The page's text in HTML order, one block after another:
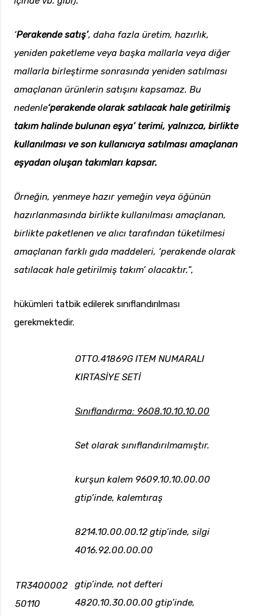
‘Perakende satış’, daha fazla üretim, hazırlık,
yeniden paketleme veya başka mallarla veya diğer
mallarla birleştirme sonrasında yeniden satılması
amaçlanan ürünlerin satışını kapsamaz. Bu
nedenle‘perakende olarak satılacak hale getirilmiş
takım halinde bulunan eşya’ terimi, yalnızca, birlikte
kullanılması ve son kullanıcıya satılması amaçlanan
eşyadan oluşan takımları kapsar.
Örneğin, yenmeye hazır yemeğin veya öğünün
hazırlanmasında birlikte kullanılması amaçlanan,
birlikte paketlenen ve alıcı tarafından tüketilmesi
amaçlanan farklı gıda maddeleri, ‘perakende olarak
satılacak hale getirilmiş takım’ olacaktır.”,
hükümleri tatbik edilerek sınıflandırılması
gerekmektedir.
TR3400002
50110
OTTO.41869G ITEM NUMARALI
KIRTASİYE SETİ
Sınıflandırma: 9608.10.10.10.00
Set olarak sınıflandırılmamıştır.
kurşun kalem 9609.10.10.00.00
gtip’inde, kalemtıraş
8214.10.00.00.12 gtip’inde, silgi
4016.92.00.00.00
gtip’inde, not defteri
4820.10.30.00.00 gtip’inde,